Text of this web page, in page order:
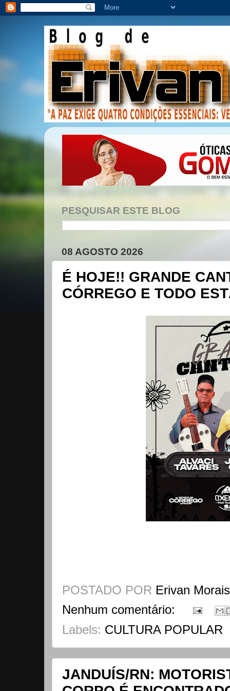
PESQUISAR ESTE BLOG
08 AGOSTO 2026
É HOJE!! GRANDE
CÓRREGO E TODO
POSTADO POR Erivan Morais
Nenhum comentário:
Labels: CULTURA POPULAR
JANDUÍS/RN: